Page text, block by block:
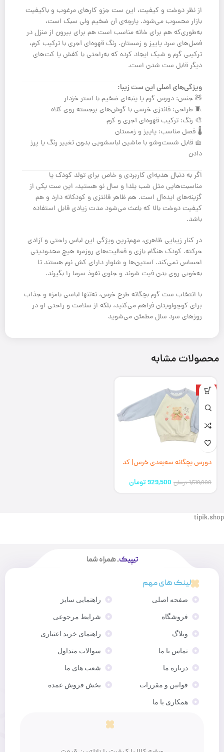
از نظر دوخت و کیفیت، این ست جزو کارهای مرغوب و باکیفیت
بازار محسوب می‌شود. پارچه‌ی آن ضخیم ولی سبک است،
به‌طوری‌که هم برای خانه مناسب است هم برای بیرون از منزل در
فصل‌های سرد پاییز و زمستان. رنگ قهوه‌ای آجری با ترکیب کرم،
ترکیبی گرم و شیک ایجاد کرده که به‌راحتی با کفش یا کت‌های
دیگر قابل ست شدن است.
ویژگی‌های اصلی این ست زیبا:
🧸 جنس: دورس گرم یا پنبه‌ای ضخیم با آستر خزدار
🧵 طراحی: فانتزی خرسی با گوش‌های برجسته روی کلاه
🎨 رنگ: ترکیب قهوه‌ای آجری و کرم
🌡️ فصل مناسب: پاییز و زمستان
🧺 قابل شست‌وشو با ماشین لباسشویی بدون تغییر رنگ یا پرز
دادن
اگر به دنبال هدیه‌ای کاربردی و خاص برای تولد کودک یا
مناسبت‌هایی مثل شب یلدا و سال نو هستید، این ست یکی از
گزینه‌های ایده‌آل است. هم ظاهر فانتزی و کودکانه دارد و هم
کیفیت دوخت بالا که باعث می‌شود مدت زیادی قابل استفاده
باشد.
در کنار زیبایی ظاهری، مهم‌ترین ویژگی این لباس راحتی و آزادی
حرکته. کودک هنگام بازی و فعالیت‌های روزمره هیچ محدودیتی
احساس نمی‌کند. آستین‌ها و شلوار دارای کش نرم هستند تا
به‌خوبی روی بدن فیت شوند و جلوی نفوذ سرما را بگیرند.
با انتخاب ست گرم بچگانه طرح خرس، نه‌تنها لباسی بامزه و جذاب
برای کوچولویتان فراهم می‌کنید، بلکه از سلامت و راحتی او در
روزهای سرد سال مطمئن می‌شوید
محصولات مشابه
-39%
دورس بچگانه سه‌بعدی خرس| کد
1,518,000تومان 929,500تومان
tipik.shop
تیپیک، همراه شما
لینک های مهم
صفحه اصلی
فروشگاه
وبلاگ
تماس با ما
درباره ما
قوانین و مقررات
همکاری با ما
راهنمایی سایز
شرایط مرجوعی
راهنمای خرید اعتباری
سوالات متداول
شعب های ما
بخش فروش عمده